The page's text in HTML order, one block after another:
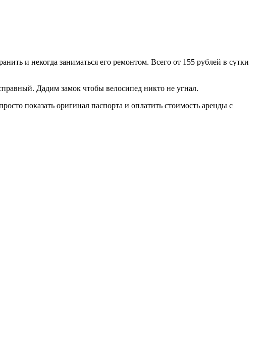
и некогда заниматься его ремонтом. Всего от 155 рублей в сутки
Дадим замок чтобы велосипед никто не угнал.
показать оригинал паспорта и оплатить стоимость аренды с